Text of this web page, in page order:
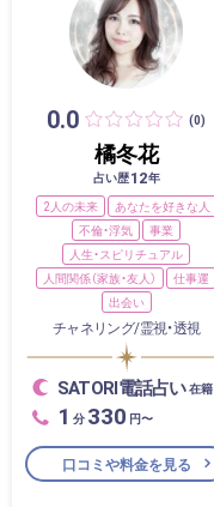
0.0 (0)
橘冬花
占い歴12年
2人の未来
あなたを好きな人
不倫・浮気
事業
人生・スピリチュアル
人間関係（家族・友人）
仕事運
出会い
チャネリング/霊視・透視
SATORI電話占い在籍
1 分 330 円〜
口コミや料金を見る